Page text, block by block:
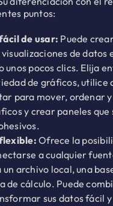
puntos:
de usar: Puede
visualizaciones de datos
unos pocos clics. Elija
de gráficos, utilice
para mover, ordenar
y crear paneles
flexible:Ofrece la
a cualquier
un archivo local, una
de cálculo. Puede
sus datos fácil